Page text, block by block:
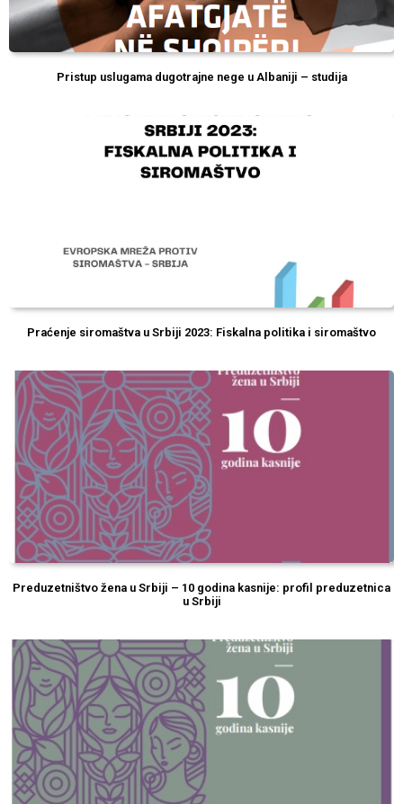
Pristup uslugama dugotrajne nege u Albaniji – studija
Praćenje siromaštva u Srbiji 2023: Fiskalna politika i siromaštvo
Preduzetništvo žena u Srbiji – 10 godina kasnije: profil preduzetnica
u Srbiji